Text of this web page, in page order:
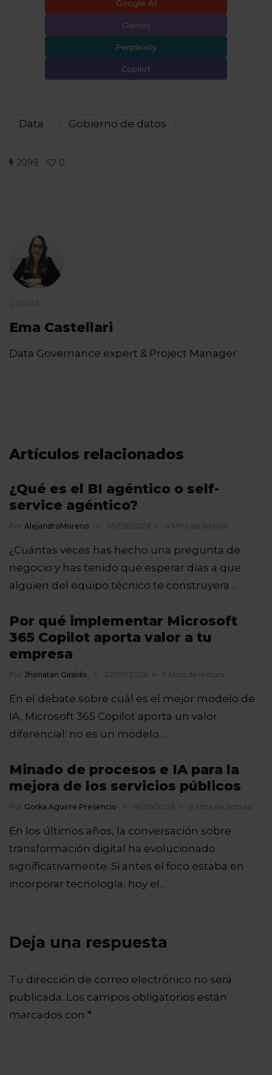
Google AI
Gemini
Perplexity
Copilot
Data Gobierno de datos
2099 0
2 posts
Ema Castellari
Data Governance expert & Project Manager
Artículos relacionados
¿Qué es el BI agéntico o self-
service agéntico?
Por AlejandroMoreno 05/08/2026 4 Mins de lectura
¿Cuántas veces has hecho una pregunta de
negocio y has tenido que esperar días a que
alguien del equipo técnico te construyera…
Por qué implementar Microsoft
365 Copilot aporta valor a tu
empresa
Por Jhonatan Giraldo 22/07/2026 5 Mins de lectura
En el debate sobre cuál es el mejor modelo de
IA, Microsoft 365 Copilot aporta un valor
diferencial: no es un modelo…
Minado de procesos e IA para la
mejora de los servicios públicos
Por Gorka Aguirre Presencio 18/06/2026 5 Mins de lectura
En los últimos años, la conversación sobre
transformación digital ha evolucionado
significativamente. Si antes el foco estaba en
incorporar tecnología, hoy el…
Deja una respuesta
Tu dirección de correo electrónico no será
publicada. Los campos obligatorios están
marcados con *